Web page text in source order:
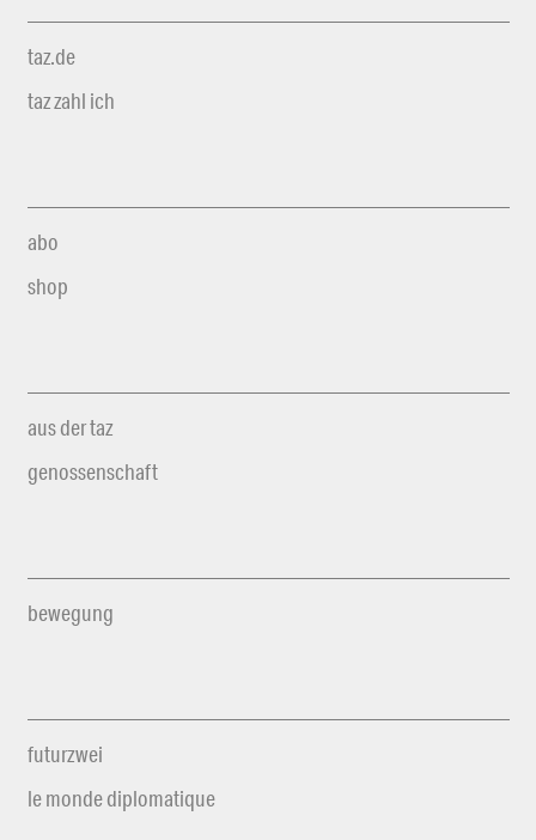
taz.de
taz zahl ich
abo
shop
aus der taz
genossenschaft
bewegung
futurzwei
le monde diplomatique